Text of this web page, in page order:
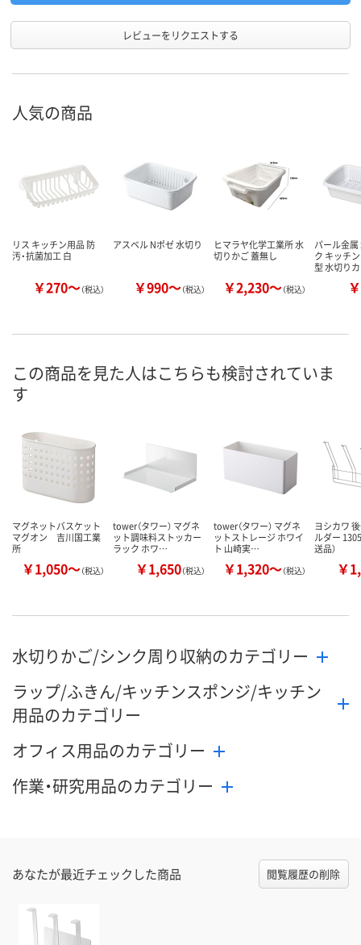
レビューをリクエストする
人気の商品
リス キッチン用品 防
汚・抗菌加工 白
￥270～（税込）
アスベル Nポゼ 水切り
￥990～（税込）
ヒマラヤ化学工業所 水
切りかご 蓋無し
￥2,230～（税込）
パール金
ク キッチ
型 水切り
この商品を見た人はこちらも検討されていま
す
マグネットバスケット
マグオン 吉川国工業
所
￥1,050～（税込）
tower（タワー） マグネ
ット調味料ストッカー
ラック ホワ…
￥1,650（税込）
tower（タワー） マグネ
ットストレージ ホワイ
ト 山崎実…
￥1,320～（税込）
ヨシカワ
ルダー
送品）
￥
水切りかご/シンク周り収納のカテゴリー
ラップ/ふきん/キッチンスポンジ/キッチン
用品のカテゴリー
オフィス用品のカテゴリー
作業・研究用品のカテゴリー
あなたが最近チェックした商品 閲覧履歴の削除